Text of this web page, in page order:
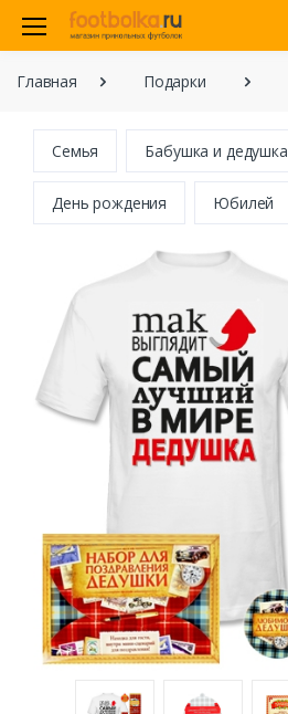
Главная Подарки
Семья Бабушка и дедушка
День рождения Юбилей